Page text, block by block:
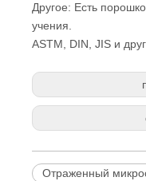
Другое: Есть
учения.
ASTM, DIN, JIS и
Отраженный